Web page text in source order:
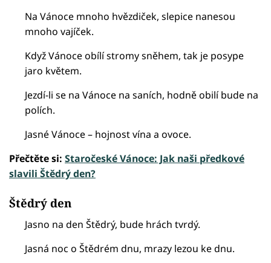
Na Vánoce mnoho hvězdiček, slepice nanesou
mnoho vajíček.
Když Vánoce obílí stromy sněhem, tak je posype
jaro květem.
Jezdí-li se na Vánoce na saních, hodně obilí bude na
polích.
Jasné Vánoce – hojnost vína a ovoce.
Přečtěte si: Staročeské Vánoce: Jak naši předkové
slavili Štědrý den?
Štědrý den
Jasno na den Štědrý, bude hrách tvrdý.
Jasná noc o Štědrém dnu, mrazy lezou ke dnu.